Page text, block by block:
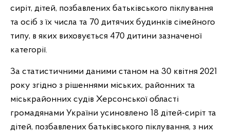
сиріт, дітей, позбавлених батьківського піклування
та осіб з їх числа та 70 дитячих будинків сімейного
типу, в яких виховується 470 дитини зазначеної
категорії.
За статистичними даними станом на 30 квітня 2021
року згідно з рішеннями міських, районних та
міськрайонних судів Херсонської області
громадянами України усиновлено 18 дітей-сиріт та
дітей, позбавлених батьківського піклування, з них